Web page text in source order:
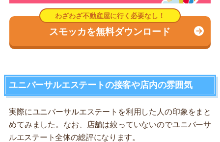
スモッカを無料ダウンロード
ユニバーサルエステートの接客や店内の雰囲気
実際にユニバーサルエステートを利用した人の印象をまと
めてみました。なお、店舗は絞っていないのでユニバーサ
ルエステート全体の総評になります。